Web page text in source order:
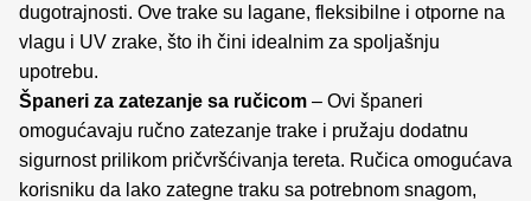
dugotrajnosti. Ove trake su lagane, fleksibilne i otporne na
vlagu i UV zrake, što ih čini idealnim za spoljašnju
upotrebu.
Španeri za zatezanje sa ručicom – Ovi španeri
omogućavaju ručno zatezanje trake i pružaju dodatnu
sigurnost prilikom pričvršćivanja tereta. Ručica omogućava
korisniku da lako zategne traku sa potrebnom snagom,